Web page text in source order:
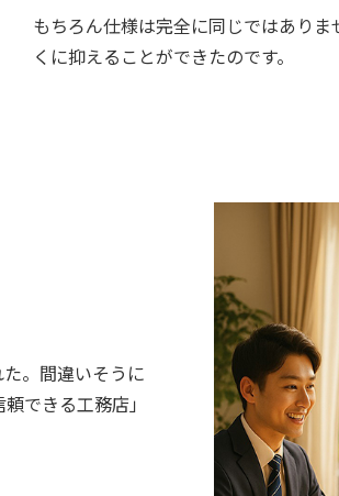
もちろん仕様は完全に同じではあり
くに抑えることができたのです。
。間違いそうに
できる工務店」